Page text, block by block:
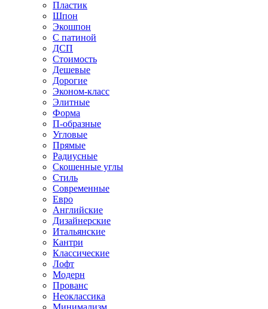
Пластик
Шпон
Экошпон
С патиной
ДСП
Стоимость
Дешевые
Дорогие
Эконом-класс
Элитные
Форма
П-образные
Угловые
Прямые
Радиусные
Скошенные углы
Стиль
Современные
Евро
Английские
Дизайнерские
Итальянские
Кантри
Классические
Лофт
Модерн
Прованс
Неоклассика
Минимализм